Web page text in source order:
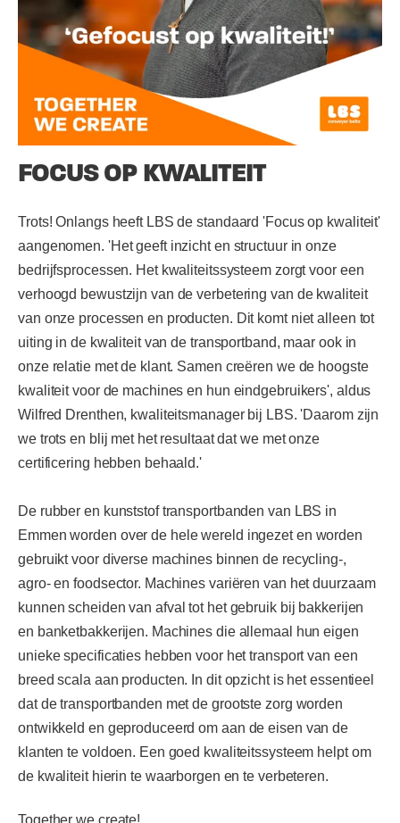
FOCUS OP KWALITEIT
Trots! Onlangs heeft LBS de standaard 'Focus op kwaliteit'
aangenomen. 'Het geeft inzicht en structuur in onze
bedrijfsprocessen. Het kwaliteitssysteem zorgt voor een
verhoogd bewustzijn van de verbetering van de kwaliteit
van onze processen en producten. Dit komt niet alleen tot
uiting in de kwaliteit van de transportband, maar ook in
onze relatie met de klant. Samen creëren we de hoogste
kwaliteit voor de machines en hun eindgebruikers', aldus
Wilfred Drenthen, kwaliteitsmanager bij LBS. 'Daarom zijn
we trots en blij met het resultaat dat we met onze
certificering hebben behaald.'
De rubber en kunststof transportbanden van LBS in
Emmen worden over de hele wereld ingezet en worden
gebruikt voor diverse machines binnen de recycling-,
agro- en foodsector. Machines variëren van het duurzaam
kunnen scheiden van afval tot het gebruik bij bakkerijen
en banketbakkerijen. Machines die allemaal hun eigen
unieke specificaties hebben voor het transport van een
breed scala aan producten. In dit opzicht is het essentieel
dat de transportbanden met de grootste zorg worden
ontwikkeld en geproduceerd om aan de eisen van de
klanten te voldoen. Een goed kwaliteitssysteem helpt om
de kwaliteit hierin te waarborgen en te verbeteren.